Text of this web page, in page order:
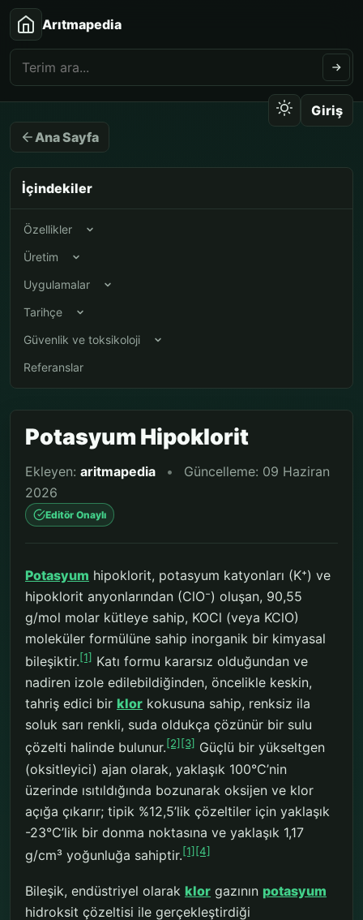
Arıtmapedia
Giriş
Ana Sayfa
İçindekiler
Özellikler
Üretim
Uygulamalar
Tarihçe
Güvenlik ve toksikoloji
Referanslar
Potasyum Hipoklorit
Ekleyen: aritmapedia •
Güncelleme: 09 Haziran
2026
Editör Onaylı
Potasyum hipoklorit, potasyum katyonları (K⁺) ve
hipoklorit anyonlarından (ClO⁻) oluşan, 90,55
g/mol molar kütleye sahip, KOCl (veya KClO)
moleküler formülüne sahip inorganik bir kimyasal
bileşiktir.[1] Katı formu kararsız olduğundan ve
nadiren izole edilebildiğinden, öncelikle keskin,
tahriş edici bir klor kokusuna sahip, renksiz ila
soluk sarı renkli, suda oldukça çözünür bir sulu
çözelti halinde bulunur.[2] [3] Güçlü bir yükseltgen
(oksitleyici) ajan olarak, yaklaşık 100°C’nin
üzerinde ısıtıldığında bozunarak oksijen ve klor
açığa çıkarır; tipik %12,5’lik çözeltiler için yaklaşık
-23°C’lik bir donma noktasına ve yaklaşık 1,17
g/cm³ yoğunluğa sahiptir.[1] [4]
Bileşik, endüstriyel olarak klor gazının potasyum
hidroksit çözeltisi ile gerçekleştirdiği